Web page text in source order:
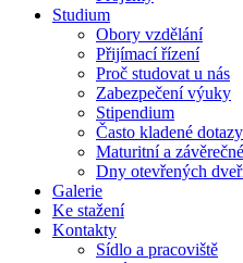
Studium
Obory vzdělání
Přijímací řízení
Proč studovat u nás
Zabezpečení výuky
Stipendium
Často kladené dotazy
Maturitní a
Dny otevřených
Galerie
Ke stažení
Kontakty
Sídlo a pracoviště